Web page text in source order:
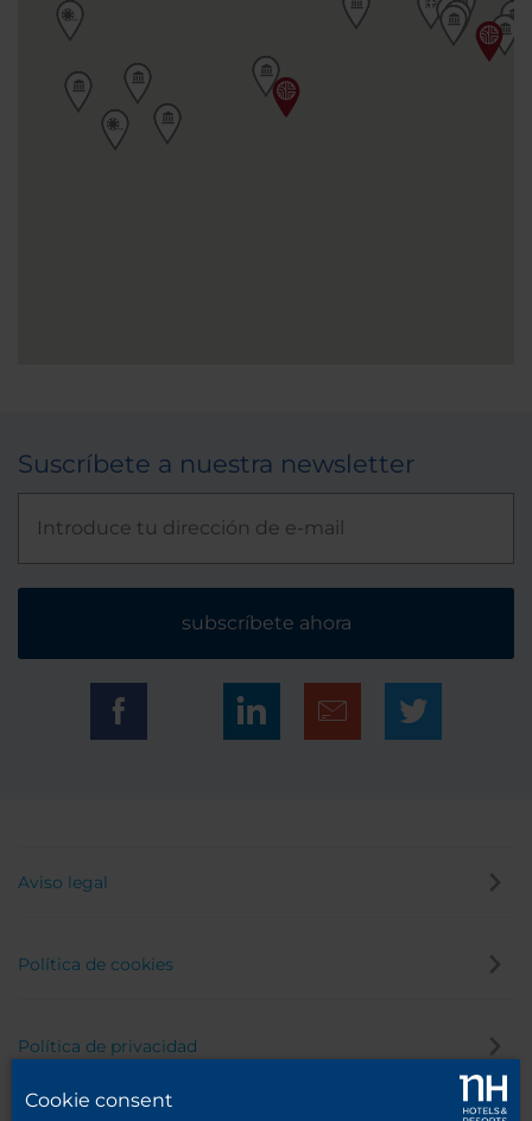
Suscríbete a nuestra newsletter
subscríbete ahora
Aviso legal
Política de cookies
Política de privacidad
Cookie consent